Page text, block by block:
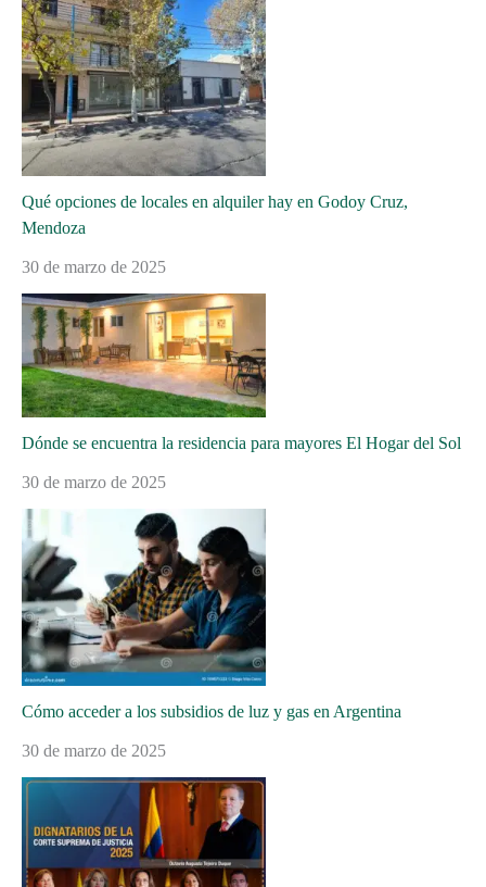
Qué opciones de locales en alquiler hay en Godoy Cruz,
Mendoza
30 de marzo de 2025
Dónde se encuentra la residencia para mayores El Hogar del Sol
30 de marzo de 2025
Cómo acceder a los subsidios de luz y gas en Argentina
30 de marzo de 2025